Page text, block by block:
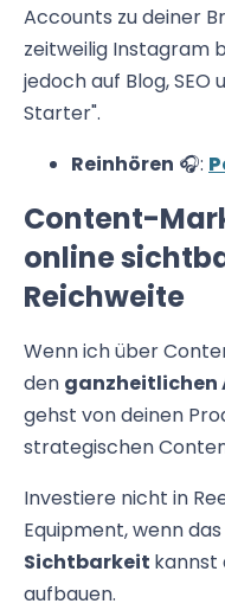
Accounts zu deiner
zeitweilig Instagram
jedoch auf Blog, SEO
Starter".
Reinhören 🎧:
Content-
online
Reichweite
Wenn ich über
den ganzheitlichen
gehst von deinen
strategischen
Investiere nicht in
Equipment, wenn
Sichtbarkeit kannst
aufbauen.